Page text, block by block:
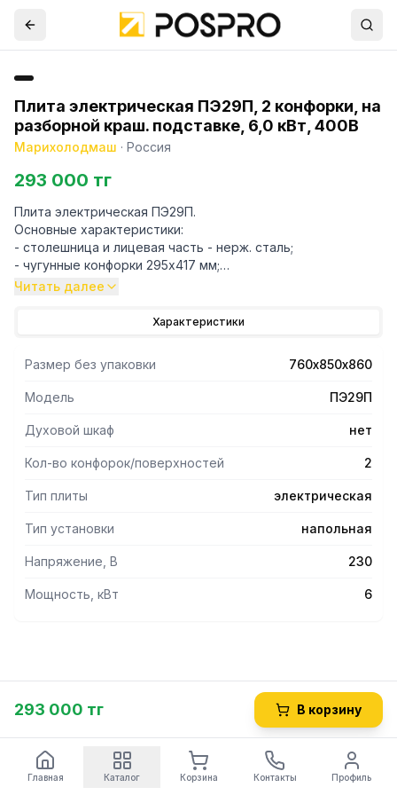
Плита электрическая ПЭ29П, 2 конфорки, на
разборной краш. подставке, 6,0 кВт, 400В
Марихолодмаш · Россия
293 000 тг
Плита электрическая ПЭ29П.
Основные характеристики:
- столешница и лицевая часть - нерж. сталь;
- чугунные конфорки 295х417 мм;
- все регуляторы расположены на передней панели;
- разогрев до 480 °С за 30 мин;
Читать далее
Характеристики
Размер без упаковки 760х850х860
Модель ПЭ29П
Духовой шкаф нет
Кол-во конфорок/поверхностей 2
Тип плиты электрическая
Тип установки напольная
Напряжение, В 230
Мощность, кВт 6
293 000 тг В корзину
Главная Каталог Корзина Контакты Профиль